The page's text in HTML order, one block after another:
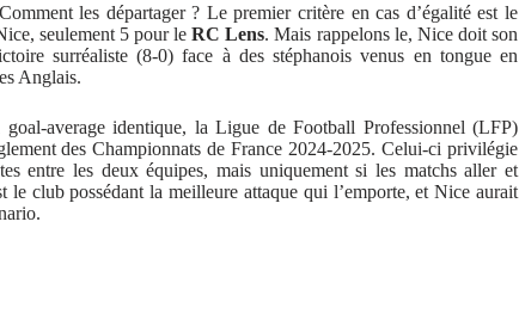
les départager ? Le premier critère en cas d’égalité est le
seulement 5 pour le RC Lens. Mais rappelons le, Nice doit son
surréaliste (8-0) face à des stéphanois venus en tongue en
Anglais.
average identique, la Ligue de Football Professionnel (LFP)
des Championnats de France 2024-2025. Celui-ci privilégie
entre les deux équipes, mais uniquement si les matchs aller et
le club possédant la meilleure attaque qui l’emporte, et Nice aurait